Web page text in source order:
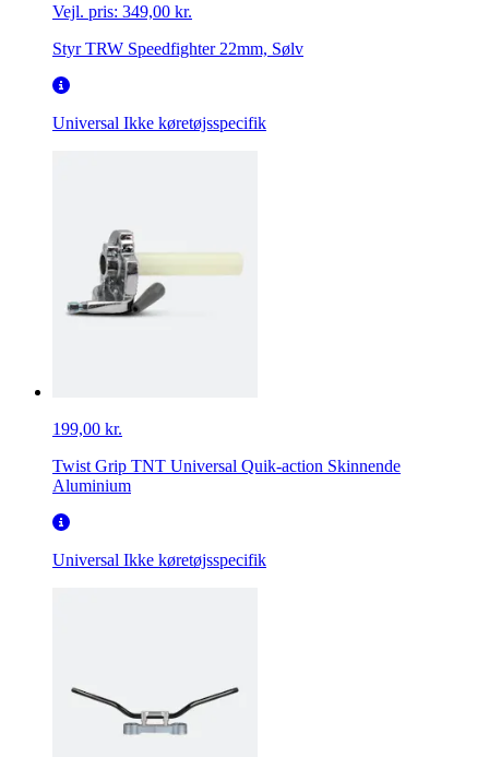
Vejl. pris: 349,00 kr.
Styr TRW Speedfighter 22mm, Sølv
Universal Ikke køretøjsspecifik
199,00 kr.
Twist Grip TNT Universal Quik-action Skinnende
Aluminium
Universal Ikke køretøjsspecifik